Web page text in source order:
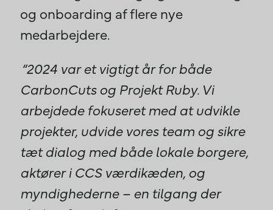
og onboarding af flere nye
medarbejdere.
“2024 var et vigtigt år for både
CarbonCuts og Projekt Ruby. Vi
arbejdede fokuseret med at udvikle
projekter, udvide vores team og sikre
tæt dialog med både lokale borgere,
aktører i CCS værdikæden, og
myndighederne – en tilgang der